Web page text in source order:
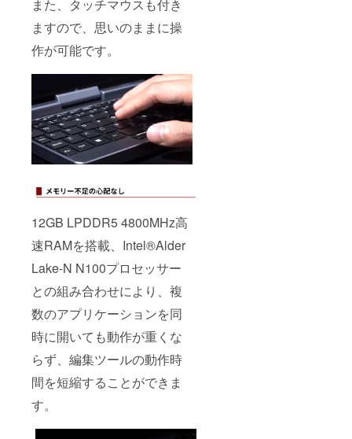
また、タッチマウスも付き
ますので、思いのままに操
作が可能です。
12GB LPDDR5 4800MHz高
速RAMを搭載、Intel®Alder
Lake-N N100プロセッサー
との組み合わせにより、複
数のアプリケーションを同
時に開いても動作が重くな
らず、編集ツールの動作時
間を短縮することができま
す。